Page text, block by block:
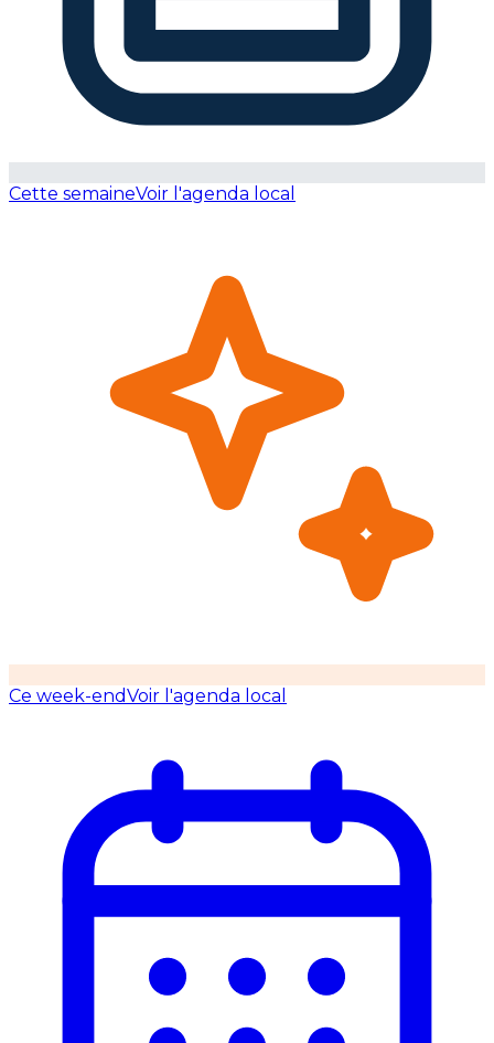
Cette semaineVoir l'agenda local
Ce week-endVoir l'agenda local